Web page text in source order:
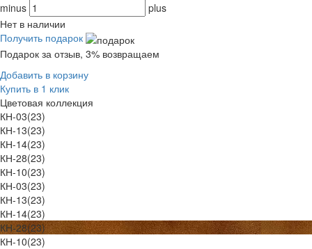
minus
plus
Нет в наличии
Получить подарок
Подарок за отзыв, 3% возвращаем
Добавить в корзину
Купить в 1 клик
Цветовая коллекция
КН-03(23)
КН-13(23)
КН-14(23)
КН-28(23)
КН-10(23)
КН-03(23)
КН-13(23)
КН-14(23)
КН-28(23)
КН-10(23)